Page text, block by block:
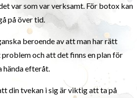
var som var verksamt. För botox kan
på över tid.
beroende av att man har rätt
och att det finns en plan för
hända efteråt.
din tvekan i sig är viktig att ta på